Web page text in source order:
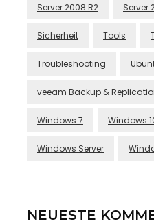
Server 2008 R2 Server
Sicherheit Tools
Troubleshooting
veeam Backup &
Windows 7 Windows
Windows Server
NEUESTE